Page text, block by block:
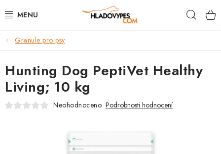
na
POTŘEBY PRO PSY
TAMI PŘEPRAVNÍ BOXY
SPORT SE PSEM
Granule pro psy
Hunting Dog PeptiVet Healthy
Living; 10 kg
Neohodnoceno Podrobnosti hodnocení